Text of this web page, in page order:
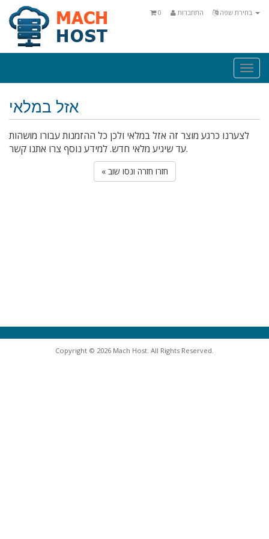
התחברות 0
אזל במלאי
לצערנו כרגע מוצר זה אזל במלאי ולכן כל ההזמנות עבורו מושהות
עד שיגיע מלאי חדש. למידע נוסף צרו אתנו קשר.
« חזרו חזרה ונסו שוב
Copyright © 2026 Mach Host. All Rights Reserved.